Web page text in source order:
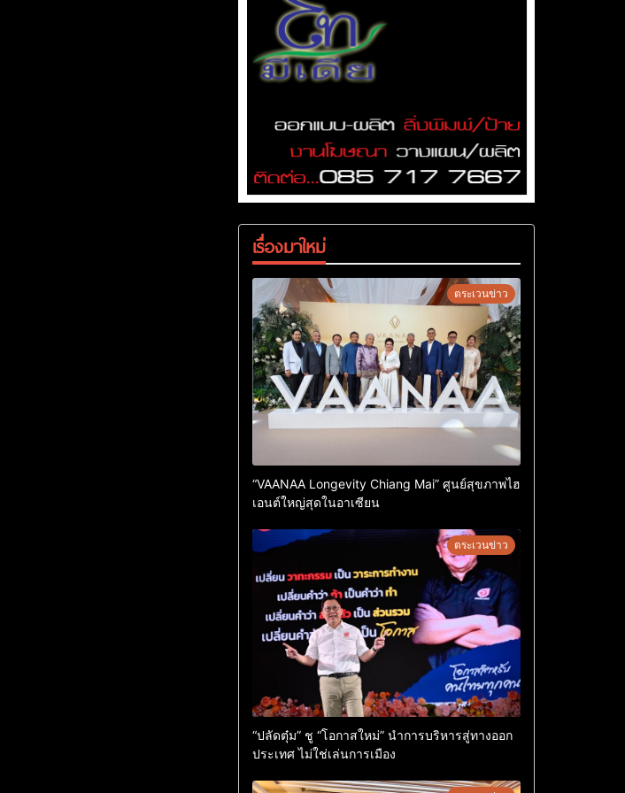
เรื่องมาใหม่
ตระเวนข่าว
“VAANAA Longevity Chiang Mai” ศูนย์สุขภาพไฮ
เอนต์ใหญ่สุดในอาเซียน
ตระเวนข่าว
“ปลัดตุ๋ม” ชู “โอกาสใหม่” นำการบริหารสู่ทางออก
ประเทศ ไม่ใช่เล่นการเมือง